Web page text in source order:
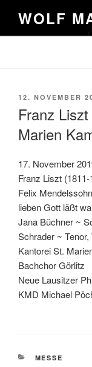
Inhalt
springen
WOLF
12. NOVEMBER
Franz
Marien
17. November
Franz Liszt
Felix
lieben Gott läßt
Jana Büchner ~
Schrader ~
Kantorei St.
Bachchor Görlitz
Neue Lausitzer
KMD Michael
KATEGORIEN
MESSE